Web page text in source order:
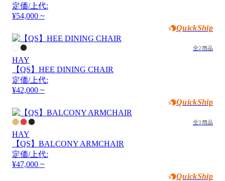
定価/上代:
¥54,000 ~
QuickShip
全2商品
HAY
【QS】HEE DINING CHAIR
定価/上代:
¥42,000 ~
QuickShip
全3商品
HAY
【QS】BALCONY ARMCHAIR
定価/上代:
¥47,000 ~
QuickShip